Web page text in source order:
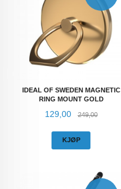
IDEAL OF SWEDEN MAGNETIC
RING MOUNT GOLD
Tilbud
129,00 249,00Rabatt
KJØP